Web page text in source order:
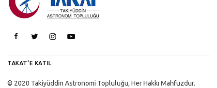
TAKAT’E KATIL
© 2020 Takiyüddin Astronomi Topluluğu, Her Hakkı Mahfuzdur.